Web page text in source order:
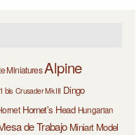
MiniaturesAlpine
bis Crusader Mk III Dingo
Hornet's Head Hungarian
de Trabajo Miniart Model